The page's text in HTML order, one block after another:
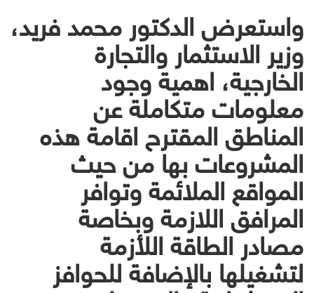
واستعرض الدكتور محمد فريد،
وزير الاستثمار والتجارة
الخارجية، اهمية وجود
معلومات متكاملة عن
المناطق المقترح اقامة هذه
المشروعات بها من حيث
المواقع الملائمة وتوافر
المرافق اللازمة وبخاصة
مصادر الطاقة اللأزمة
لتشغيلها بالإضافة للحوافز